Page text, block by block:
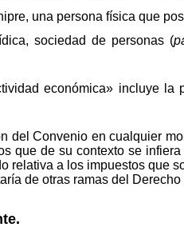
una persona física que
sociedad de personas (
económica» incluye la
Convenio en cualquier
que de su contexto se
relativa a los impuestos que
de otras ramas del Derecho